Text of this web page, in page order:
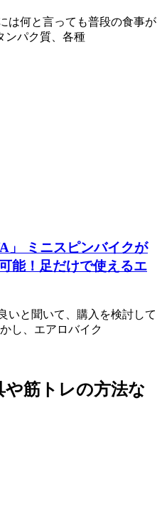
は何と言っても普段の食事が
ンパク質、各種
」 ミニスピンバイクが
能！足だけで使えるエ
いと聞いて、購入を検討して
し、エアロバイク
筋トレの方法な